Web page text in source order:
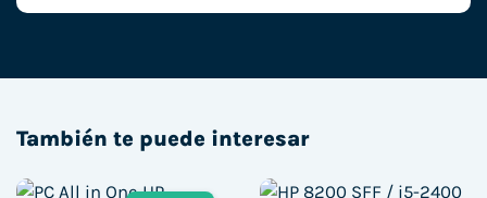
También te puede interesar